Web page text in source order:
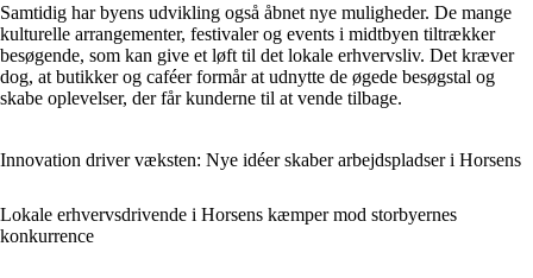
Samtidig har byens udvikling også åbnet nye muligheder. De mange
kulturelle arrangementer, festivaler og events i midtbyen tiltrækker
besøgende, som kan give et løft til det lokale erhvervsliv. Det kræver
dog, at butikker og caféer formår at udnytte de øgede besøgstal og
skabe oplevelser, der får kunderne til at vende tilbage.
Innovation driver væksten: Nye idéer skaber arbejdspladser i Horsens
Lokale erhvervsdrivende i Horsens kæmper mod storbyernes
konkurrence